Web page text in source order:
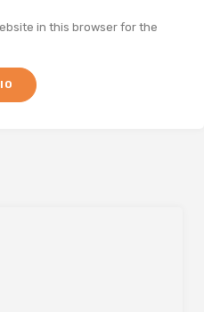
in this browser for the